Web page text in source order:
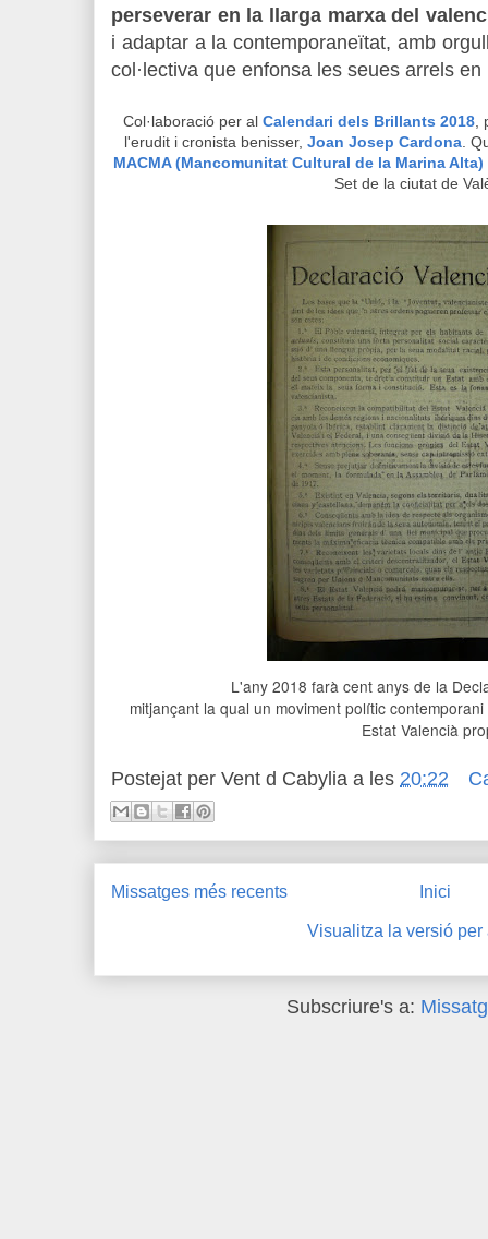
perseverar en la llarga marxa del
i adaptar a la contemporaneïtat, amb
col·lectiva que enfonsa les seues arrels en
Col·laboració per al Calendari dels Brillants 2018,
l'erudit i cronista benisser,Joan Josep Cardona.
MACMA (Mancomunitat Cultural de la Marina Alta)
Set de la ciutat de
L'any 2018 farà cent anys de la
mitjançant la qual un moviment polític
Estat Valencià
Postejat per Vent d Cabylia a les 20:22
Missatges més recents Inici
Visualitza la versió per
Subscriure's a: